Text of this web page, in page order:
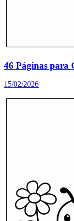
46 Páginas para
15/02/2026